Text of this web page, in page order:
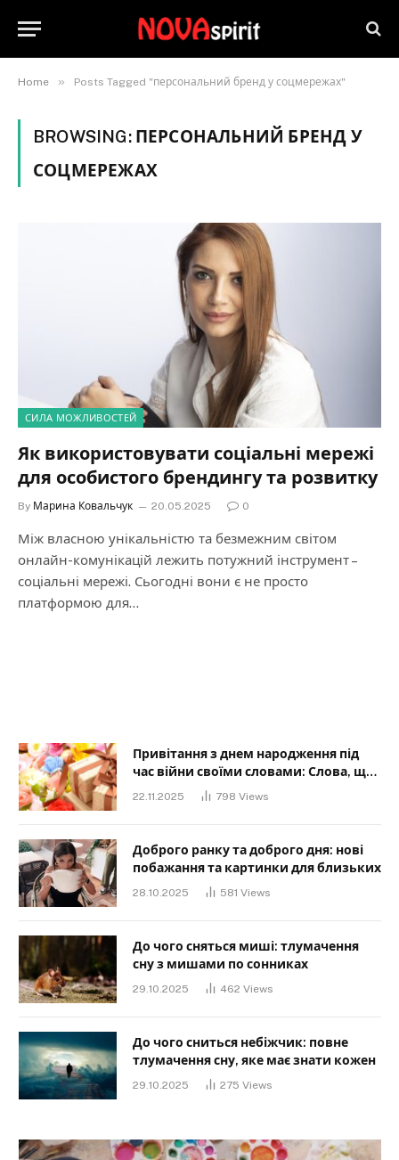
Home » Posts Tagged "персональний бренд у соцмережах"
BROWSING: ПЕРСОНАЛЬНИЙ БРЕНД У
СОЦМЕРЕЖАХ
СИЛА МОЖЛИВОСТЕЙ
Як використовувати соціальні мережі
для особистого брендингу та розвитку
By Марина Ковальчук 20.05.2025 0
Між власною унікальністю та безмежним світом
онлайн-комунікацій лежить потужний інструмент –
соціальні мережі. Сьогодні вони є не просто
платформою для…
Привітання з днем народження під
час війни своїми словами: Слова, що
дарують надію та силу
22.11.2025 798 Views
Доброго ранку та доброго дня: нові
побажання та картинки для близьких
28.10.2025 581 Views
До чого сняться миші: тлумачення
сну з мишами по сонниках
29.10.2025 462 Views
До чого сниться небіжчик: повне
тлумачення сну, яке має знати кожен
29.10.2025 275 Views